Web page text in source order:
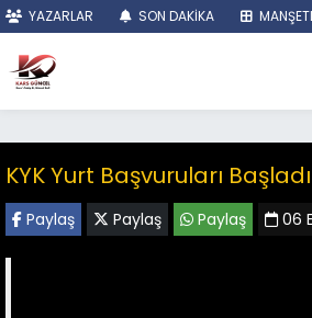
YAZARLAR SON DAKİKA
KYK Yurt Başvuruları Başladı
Paylaş Paylaş Paylaş 06